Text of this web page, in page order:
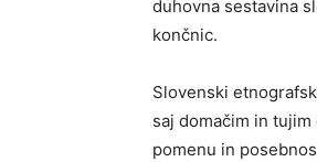
duhovna sestavina
končnic.
Slovenski
saj domačim in
pomenu in